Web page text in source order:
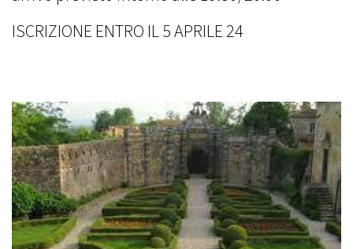
ISCRIZIONE ENTRO IL 5 APRILE 24